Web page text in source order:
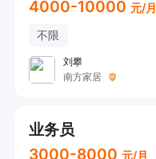
4000-10000 元/月
不限
刘攀
南方家居
业务员
3000-8000 元/月